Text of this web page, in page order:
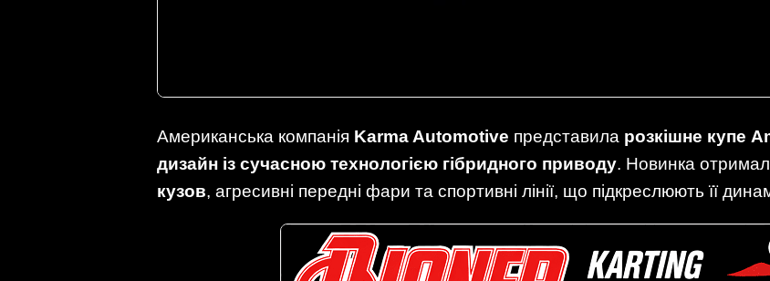
Американська компанія Karma Automotive представила розкішне купе
дизайн із сучасною технологією гібридного приводу. Новинка
кузов, агресивні передні фари та спортивні лінії, що підкреслюють її